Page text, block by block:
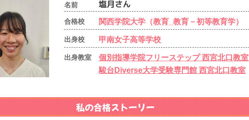
名前
合格校 関西学院大学（教育_教育－初等教育学）
出身校 甲南女子高等学校
出身教室
個別指導学院フリーステップ 西宮北口教室
駿台Diverse大学受験専門館 西宮北口教室
私の合格ストーリー